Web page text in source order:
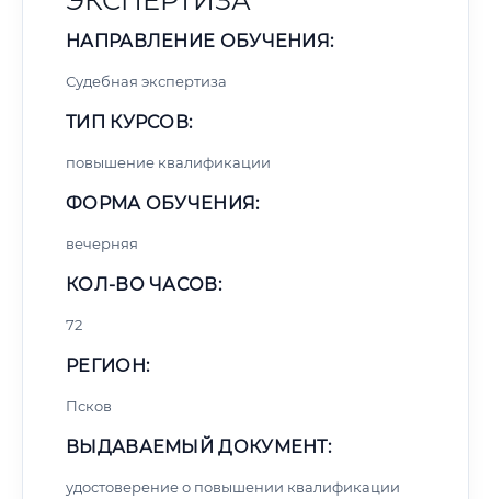
НАПРАВЛЕНИЕ ОБУЧЕНИЯ:
Судебная экспертиза
ТИП КУРСОВ:
повышение квалификации
ФОРМА ОБУЧЕНИЯ:
вечерняя
КОЛ-ВО ЧАСОВ:
72
РЕГИОН:
Псков
ВЫДАВАЕМЫЙ ДОКУМЕНТ:
удостоверение о повышении квалификации